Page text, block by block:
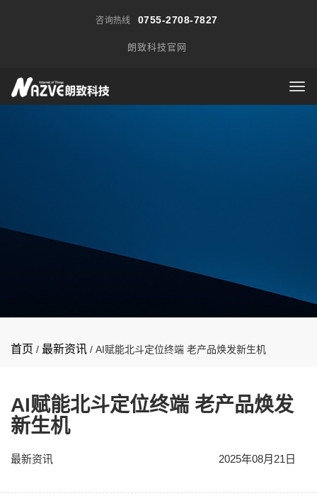
咨询热线 0755-2708-7827
朗致科技官网
首页 / 最新资讯 / AI赋能北斗定位终端 老产品焕发新生机
AI赋能北斗定位终端 老产品焕发
新生机
最新资讯 2025年08月21日